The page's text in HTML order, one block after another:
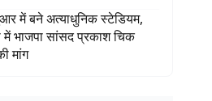
में बने अत्याधुनिक स्टेडियम,
में भाजपा सांसद प्रकाश चिक
मांग